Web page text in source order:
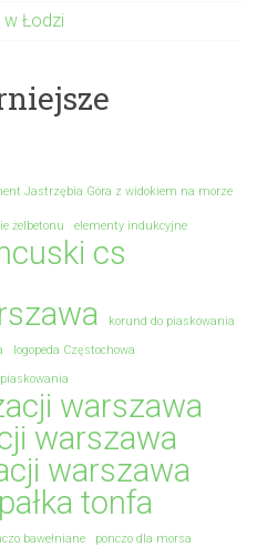
w Łodzi
Jastrzębia Góra z widokiem na morze
żelbetonu elementy indukcyjne
cs
korund do piaskowania
logopeda Częstochowa
warszawa
warszawa
warszawa
pałka tonfa
bawełniane
ponczo dla morsa